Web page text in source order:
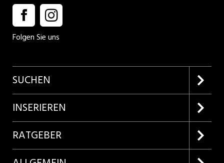
Folgen Sie uns
SUCHEN
Firmenprofile entdecken
Lehrstellen suchen
INSERIEREN
Kundenlogin
Inserieren
RATGEBER